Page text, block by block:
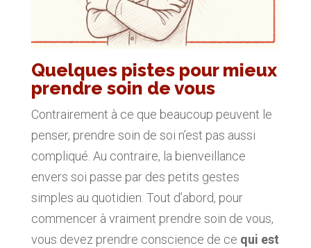
Quelques pistes pour mieux
prendre soin de vous
Contrairement à ce que beaucoup peuvent le
penser, prendre soin de soi n’est pas aussi
compliqué. Au contraire, la bienveillance
envers soi passe par des petits gestes
simples au quotidien. Tout d’abord, pour
commencer à vraiment prendre soin de vous,
vous devez prendre conscience de ce qui est